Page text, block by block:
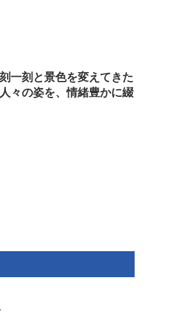
一刻と景色を変えてきた
々の姿を、情緒豊かに綴